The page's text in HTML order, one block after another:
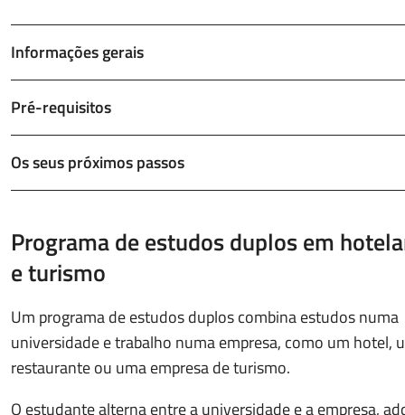
Informações gerais
Pré-requisitos
Os seus próximos passos
Programa de estudos duplos em
e turismo
Um programa de estudos duplos combina estudos numa
universidade e trabalho numa empresa, como um hotel,
restaurante ou uma empresa de turismo.
O estudante alterna entre a universidade e a empresa,